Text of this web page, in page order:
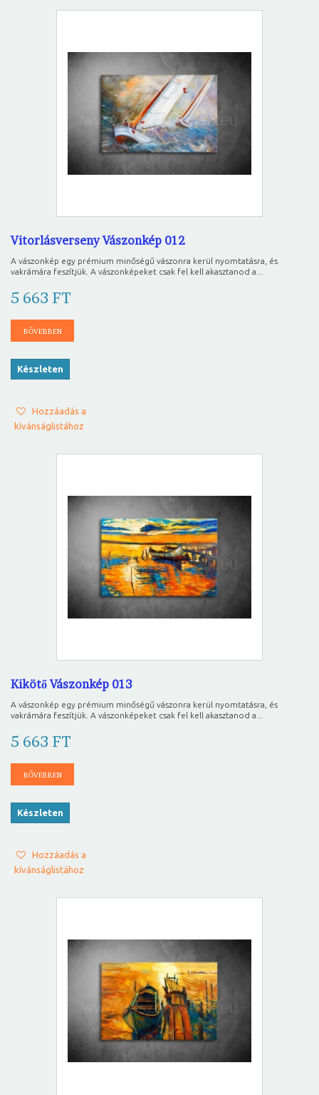
Vitorlásverseny Vászonkép 012
A vászonkép egy prémium minőségű vászonra kerül nyomtatásra, és
vakrámára feszítjük. A vászonképeket csak fel kell akasztanod a...
5 663 FT
BŐVEBBEN
Készleten
Hozzáadás a
kívánságlistához
Kikötő Vászonkép 013
A vászonkép egy prémium minőségű vászonra kerül nyomtatásra, és
vakrámára feszítjük. A vászonképeket csak fel kell akasztanod a...
5 663 FT
BŐVEBBEN
Készleten
Hozzáadás a
kívánságlistához